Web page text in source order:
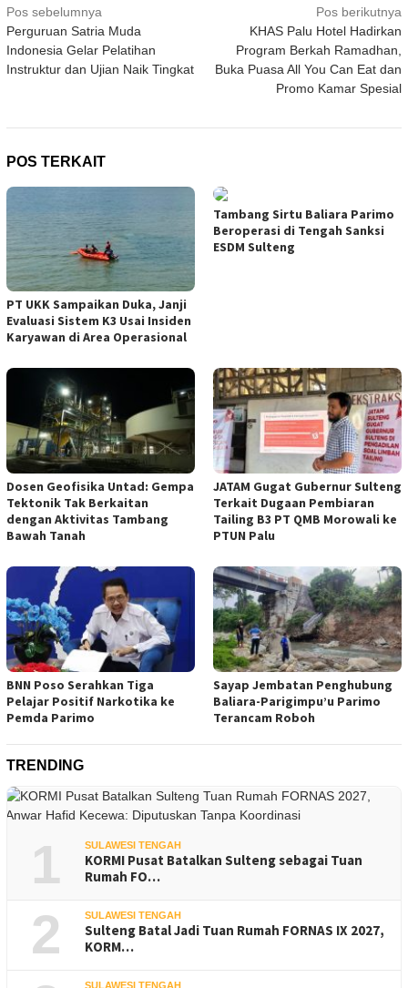
Navigasi
pos
Pos sebelumnya
Perguruan Satria Muda
Indonesia Gelar Pelatihan
Instruktur dan Ujian Naik Tingkat
Pos berikutnya
KHAS Palu Hotel Hadirkan
Program Berkah Ramadhan,
Buka Puasa All You Can Eat dan
Promo Kamar Spesial
POS TERKAIT
PT UKK Sampaikan Duka, Janji
Evaluasi Sistem K3 Usai Insiden
Karyawan di Area Operasional
Tambang Sirtu Baliara Parimo
Beroperasi di Tengah Sanksi
ESDM Sulteng
Dosen Geofisika Untad: Gempa
Tektonik Tak Berkaitan
dengan Aktivitas Tambang
Bawah Tanah
JATAM Gugat Gubernur Sulteng
Terkait Dugaan Pembiaran
Tailing B3 PT QMB Morowali ke
PTUN Palu
BNN Poso Serahkan Tiga
Pelajar Positif Narkotika ke
Pemda Parimo
Sayap Jembatan Penghubung
Baliara-Parigimpu’u Parimo
Terancam Roboh
TRENDING
1 SULAWESI TENGAH
KORMI Pusat Batalkan Sulteng sebagai Tuan
Rumah FO…
2 SULAWESI TENGAH
Sulteng Batal Jadi Tuan Rumah FORNAS IX 2027,
KORM…
SULAWESI TENGAH